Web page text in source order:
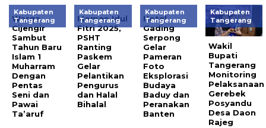
Kabupaten
Tangerang
Warga
Cijengir
Sambut
Tahun Baru
Islam 1
Muharram
Dengan
Pentas
Seni dan
Pawai
Ta’aruf
Kabupaten
Tangerang
Momen Idul
Fitri 2025,
PSHT
Ranting
Paskem
Gelar
Pelantikan
Pengurus
dan Halal
Bihalal
Kabupaten
Tangerang
Hotel
Gading
Serpong
Gelar
Pameran
Foto
Eksplorasi
Budaya
Baduy dan
Peranakan
Banten
Kabupaten
Tangerang
Wakil
Bupati
Tangerang
Monitoring
Pelaksanaan
Gerebek
Posyandu
Desa Daon
Rajeg